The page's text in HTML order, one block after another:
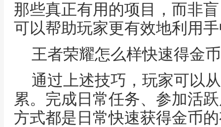
那些真正有用的项目，而非
可以帮助玩家更有效地利用
王者荣耀怎么样快速得金
通过上述技巧，玩家可以
累。完成日常任务、参加活
方式都是日常快速获得金币